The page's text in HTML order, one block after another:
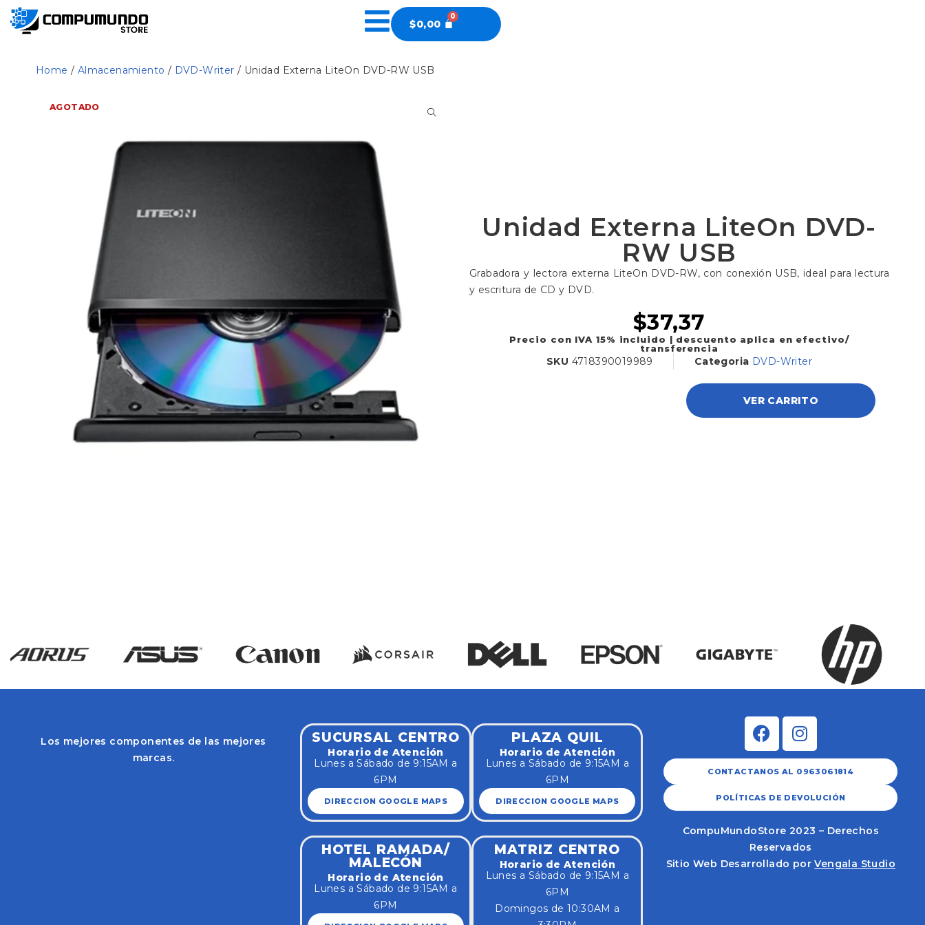
$0,00
Home / Almacenamiento / DVD-Writer / Unidad Externa LiteOn DVD-RW USB
AGOTADO
Unidad Externa LiteOn DVD-
RW USB
Grabadora y lectora externa LiteOn DVD-RW, con conexión USB, ideal para lectura
y escritura de CD y DVD.
$37,37
Precio con IVA 15% incluido | descuento aplica en efectivo/
transferencia
SKU 4718390019989 Categoria DVD-Writer
VER CARRITO
Los mejores componentes de las mejores
marcas.
SUCURSAL CENTRO
Horario de Atención
Lunes a Sábado de 9:15AM a
6PM
DIRECCION GOOGLE MAPS
PLAZA QUIL
Horario de Atención
Lunes a Sábado de 9:15AM a
6PM
DIRECCION GOOGLE MAPS
HOTEL RAMADA/
MALECÓN
Horario de Atención
Lunes a Sábado de 9:15AM a
6PM
MATRIZ CENTRO
Horario de Atención
Lunes a Sábado de 9:15AM a
6PM
Domingos de 10:30AM a
CONTACTANOS AL 0963061814
POLÍTICAS DE DEVOLUCIÓN
CompuMundoStore 2023 – Derechos
Reservados
Sitio Web Desarrollado porVengala Studio